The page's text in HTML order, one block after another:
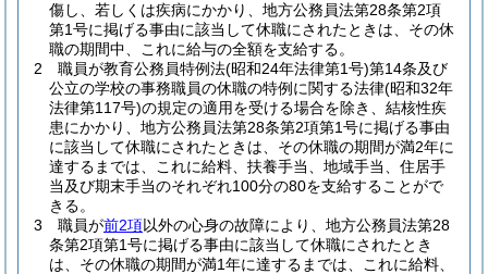
傷し、若しくは疾病にかかり、地方公務員法第28条第2項
第1号に掲げる事由に該当して休職にされたときは、その休
職の期間中、これに給与の全額を支給する。
2
職員が教育公務員特例法(昭和24年法律第1号)第14条及び
公立の学校の事務職員の休職の特例に関する法律(昭和32年
法律第117号)の規定の適用を受ける場合を除き、結核性疾
患にかかり、地方公務員法第28条第2項第1号に掲げる事由
に該当して休職にされたときは、その休職の期間が満2年に
達するまでは、これに給料、扶養手当、地域手当、住居手
当及び期末手当のそれぞれ100分の80を支給することがで
きる。
3
職員が前2項以外の心身の故障により、地方公務員法第28
条第2項第1号に掲げる事由に該当して休職にされたとき
は、その休職の期間が満1年に達するまでは、これに給料、